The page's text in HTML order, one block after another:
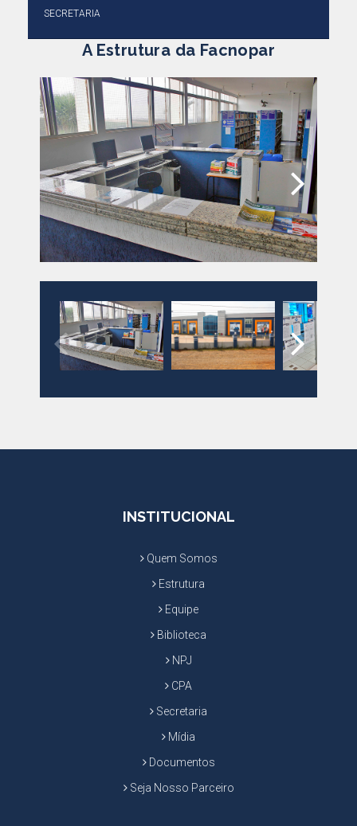
SECRETARIA
A Estrutura da Facnopar
INSTITUCIONAL
Quem Somos
Estrutura
Equipe
Biblioteca
NPJ
CPA
Secretaria
Mídia
Documentos
Seja Nosso Parceiro